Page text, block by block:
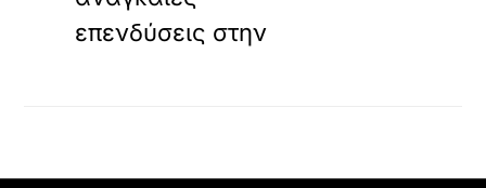
επενδύσεις στην